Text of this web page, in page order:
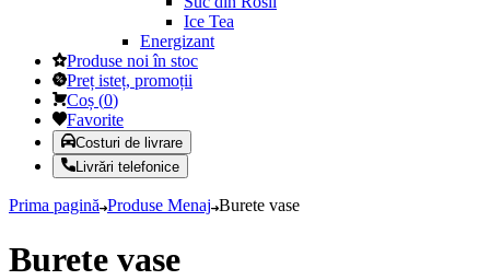
Ice Tea
Energizant
Produse noi în stoc
Preț isteț, promoții
Coș (0)
Favorite
Costuri de livrare
Livrări telefonice
Prima pagină Produse Menaj Burete vase
Burete vase